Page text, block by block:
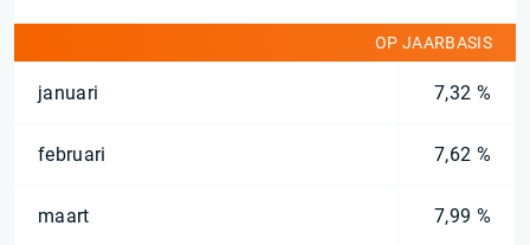
OP JAARBASIS
januari 7,32 %
februari 7,62 %
maart 7,99 %